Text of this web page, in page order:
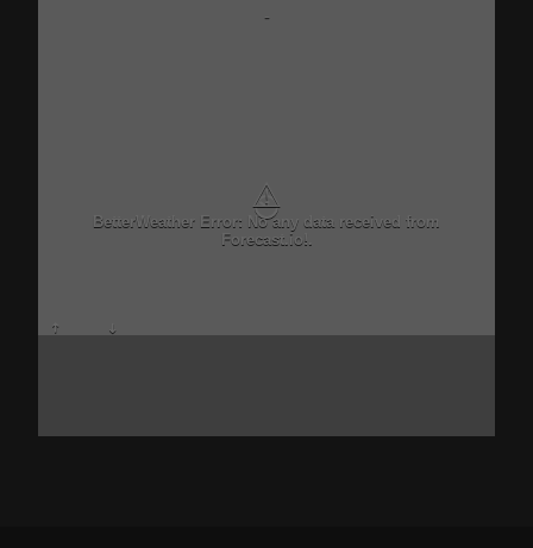
-
⚠
BetterWeather Error: No any data received from
Forecast.io!.